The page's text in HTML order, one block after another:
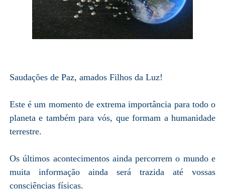
Saudações de Paz, amados Filhos da Luz!
Este é um momento de extrema importância para todo o
planeta e também para vós, que formam a humanidade
terrestre.
Os últimos acontecimentos ainda percorrem o mundo e
muita informação ainda será trazida até vossas
consciências físicas.